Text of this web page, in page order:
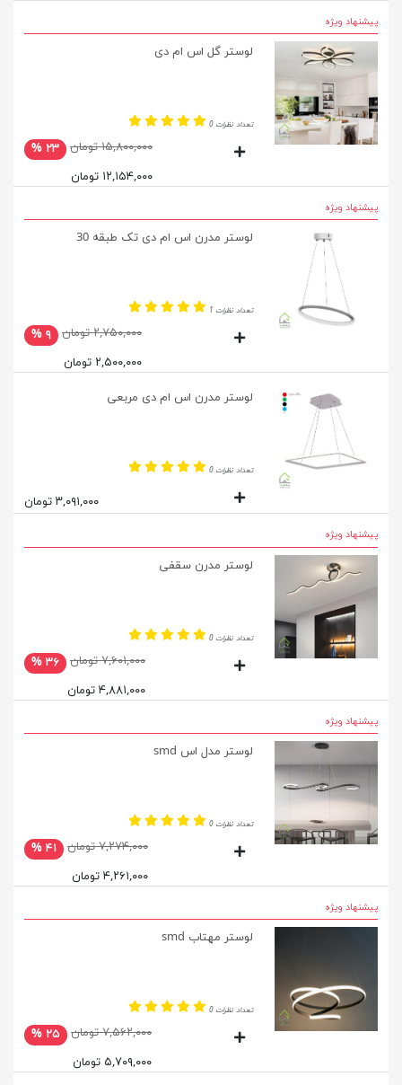
پیشنهاد ویژه
لوستر گل اس ام دی
تعداد نظرات 0
۱۵,۸۰۰,۰۰۰ تومان
۲۳ %
۱۲,۱۵۴,۰۰۰ تومان
پیشنهاد ویژه
لوستر مدرن اس ام دی تک طبقه 30
تعداد نظرات 1
۲,۷۵۰,۰۰۰ تومان
۹ %
۲,۵۰۰,۰۰۰ تومان
لوستر مدرن اس ام دی مربعی
تعداد نظرات 0
۳,۰۹۱,۰۰۰ تومان
پیشنهاد ویژه
لوستر مدرن سقفی
تعداد نظرات 0
۷,۶۰۱,۰۰۰ تومان
۳۶ %
۴,۸۸۱,۰۰۰ تومان
پیشنهاد ویژه
لوستر مدل اس smd
تعداد نظرات 0
۷,۲۷۴,۰۰۰ تومان
۴۱ %
۴,۲۶۱,۰۰۰ تومان
پیشنهاد ویژه
لوستر مهتاب smd
تعداد نظرات 0
۷,۵۶۲,۰۰۰ تومان
۲۵ %
۵,۷۰۹,۰۰۰ تومان